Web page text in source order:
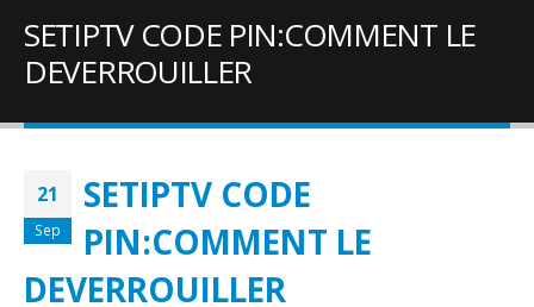
SETIPTV CODE PIN:COMMENT LE
DEVERROUILLER
21
Sep
SETIPTV CODE
PIN:COMMENT LE
DEVERROUILLER